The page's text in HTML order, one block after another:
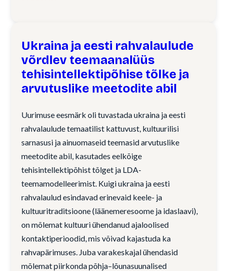
Ukraina ja eesti rahvalaulude
võrdlev teemaanalüüs
tehisintellektipõhise tõlke ja
arvutuslike meetodite abil
Uurimuse eesmärk oli tuvastada ukraina ja eesti
rahvalaulude temaatilist kattuvust, kultuurilisi
sarnasusi ja ainuomaseid teemasid arvutuslike
meetodite abil, kasutades eelkõige
tehisintellektipõhist tõlget ja LDA-
teemamodelleerimist. Kuigi ukraina ja eesti
rahvalaulud esindavad erinevaid keele- ja
kultuuritraditsioone (läänemeresoome ja idaslaavi),
on mõlemat kultuuri ühendanud ajaloolised
kontaktiperioodid, mis võivad kajastuda ka
rahvapärimuses. Juba varakeskajal ühendasid
mõlemat piirkonda põhja–lõunasuunalised